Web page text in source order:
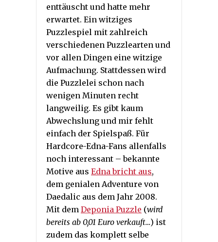
enttäuscht und hatte mehr
erwartet. Ein witziges
Puzzlespiel mit zahlreich
verschiedenen Puzzlearten und
vor allen Dingen eine witzige
Aufmachung. Stattdessen wird
die Puzzlelei schon nach
wenigen Minuten recht
langweilig. Es gibt kaum
Abwechslung und mir fehlt
einfach der Spielspaß. Für
Hardcore-Edna-Fans allenfalls
noch interessant – bekannte
Motive aus Edna bricht aus,
dem genialen Adventure von
Daedalic aus dem Jahr 2008.
Mit dem Deponia Puzzle (wird
bereits ab 0,01 Euro verkauft…) ist
zudem das komplett selbe